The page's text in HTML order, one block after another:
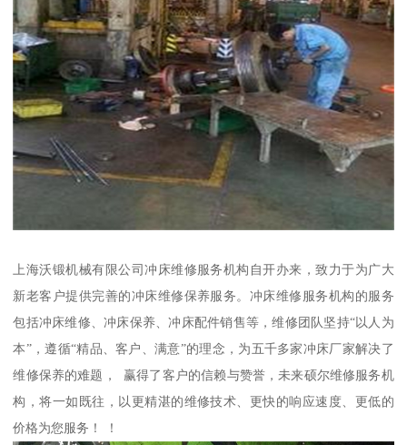
上海沃锻机械有限公司冲床维修服务机构自开办来，致力于为广大
新老客户提供完善的冲床维修保养服务。冲床维修服务机构的服务
包括冲床维修、冲床保养、冲床配件销售等，维修团队坚持“以人为
本”，遵循“精品、客户、满意”的理念，为五千多家冲床厂家解决了
维修保养的难题， 赢得了客户的信赖与赞誉，未来硕尔维修服务机
构，将一如既往，以更精湛的维修技术、更快的响应速度、更低的
价格为您服务！ ！